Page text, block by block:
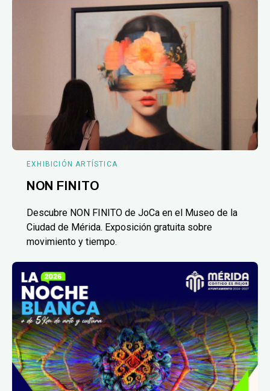
EXHIBICIÓN ARTÍSTICA
NON FINITO
Descubre NON FINITO de JoCa en el Museo de la
Ciudad de Mérida. Exposición gratuita sobre
movimiento y tiempo.